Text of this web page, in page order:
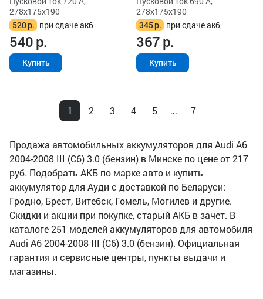
278x175x190
520р. при сдаче акб
540р.
Купить
278x175x190
345р. при сдаче акб
367р.
Купить
1 2 3 4 5 ... 7
Продажа автомобильных аккумуляторов для Audi A6
2004-2008 III (C6) 3.0 (бензин) в Минске по цене от 217
руб. Подобрать АКБ по марке авто и купить
аккумулятор для Ауди с доставкой по Беларуси:
Гродно, Брест, Витебск, Гомель, Могилев и другие.
Скидки и акции при покупке, старый АКБ в зачет. В
каталоге 251 моделей аккумуляторов для автомобиля
Audi A6 2004-2008 III (C6) 3.0 (бензин). Официальная
гарантия и сервисные центры, пункты выдачи и
магазины.